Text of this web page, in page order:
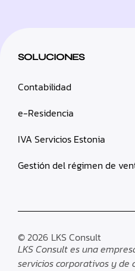
SOLUCIONES
Contabilidad
e-Residencia
IVA Servicios Estonia
Gestión del régimen de
© 2026 LKS Consult
LKS Consult es una
servicios corporativos y de